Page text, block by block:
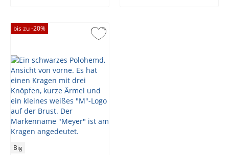
bis zu -20%
Big